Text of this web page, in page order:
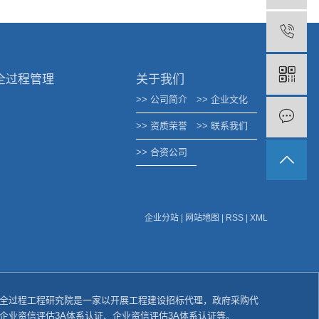
过程管理 关于我们
>> 公司简介 >> 企业文化
>> 资质荣誉 >> 联系我们
>> 合资公司
企业分站 网站地图 RSS XML
过程工程研究院是一家以开展工程建设招标代理，政府采购代
业资信评估3A体系认证、企业资信评估3A体系认证等。